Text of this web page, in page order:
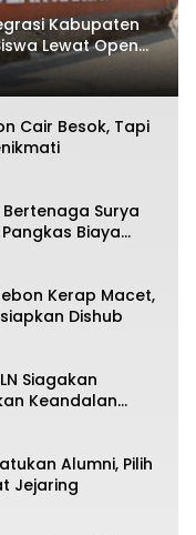
Kabupaten
Lewat Open
Cair Besok, Tapi
Surya
Biaya
Kerap Macet,
Dishub
Siagakan
Keandalan
Alumni, Pilih
Jejaring